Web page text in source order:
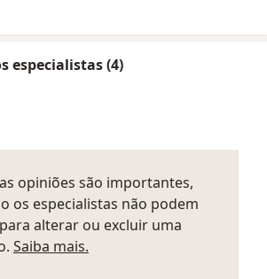
especialistas (4)
opiniões são importantes,
os especialistas não podem
alterar ou excluir uma
Saiba mais.